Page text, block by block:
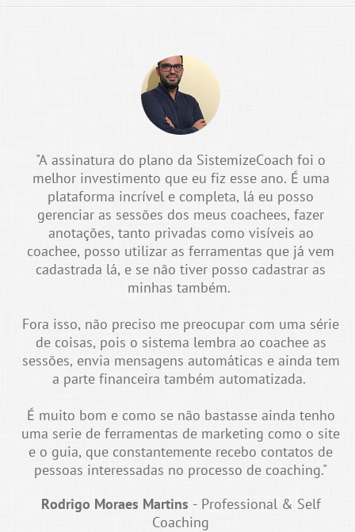
"A assinatura do plano da SistemizeCoach foi o
melhor investimento que eu fiz esse ano. É uma
plataforma incrível e completa, lá eu posso
gerenciar as sessões dos meus coachees, fazer
anotações, tanto privadas como visíveis ao
coachee, posso utilizar as ferramentas que já vem
cadastrada lá, e se não tiver posso cadastrar as
minhas também.
Fora isso, não preciso me preocupar com uma série
de coisas, pois o sistema lembra ao coachee as
sessões, envia mensagens automáticas e ainda tem
a parte financeira também automatizada.
É muito bom e como se não bastasse ainda tenho
uma serie de ferramentas de marketing como o site
e o guia, que constantemente recebo contatos de
pessoas interessadas no processo de coaching."
Rodrigo Moraes Martins - Professional & Self
Coaching